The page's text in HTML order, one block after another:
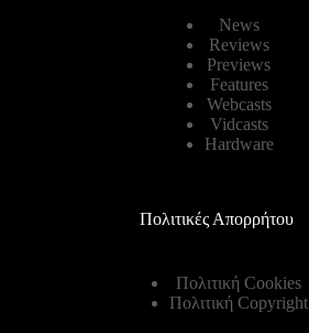
News
Reviews
Previews
Features
Webcasts
Vidcasts
Hardware
Πολιτικές Απορρήτου
Πολιτική Cookies
Πολιτική Copyright